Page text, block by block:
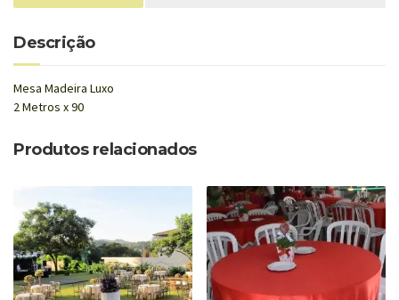
Descrição
Mesa Madeira Luxo
2 Metros x 90
Produtos relacionados